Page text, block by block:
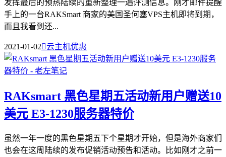
发挥最后的预热陆续的重新整理一遍评测信息。刚才邮件提醒
手上的一台RAKSmart 商家的美国圣何塞VPS主机即将到期，
而且我看到还...
2021-01-02云主机优惠
RAKsmart 黑色星期五活动新用户赠送10
美元 E3-1230服务器特价
虽然一年一度的黑色星期五下个星期才开始，但是海外商家们
也会在这周陆续的发布促销活动预告和活动。比如刚才之前一